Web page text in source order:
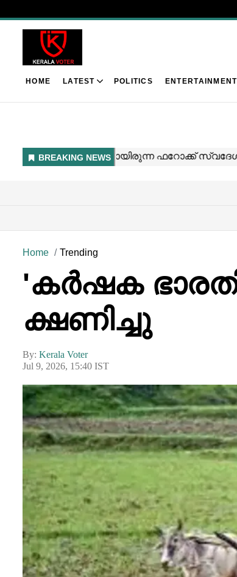
HOME LATEST POLITICS ENTERTAINMENT
Home Trending
'കർഷക
ക്ഷണിച്ചു
By: Kerala Voter
Jul 9, 2026, 15:40 IST